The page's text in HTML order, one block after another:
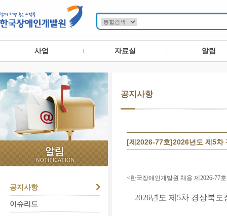
사업 자료실 알림
공지사항
이슈리드
공지사항
[제2026-77호]2026년도 제5차
<한국장애인개발원 채용 제2026-77
2026년도 제5차 경상북